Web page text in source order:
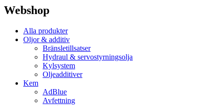
Webshop
Alla produkter
Oljor & additiv
Bränsletillsatser
Hydraul & servostyrningsolja
Kylsystem
Oljeadditiver
Kem
AdBlue
Avfettning